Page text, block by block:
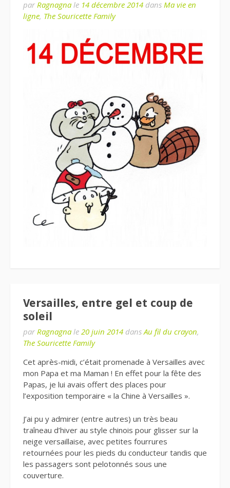
par Ragnagna le 14 décembre 2014 dans Ma vie en
ligne, The Souricette Family
Versailles, entre gel et coup de
soleil
par Ragnagna le 20 juin 2014 dansAu fil du crayon,
The Souricette Family
Cet après-midi, c’était promenade à Versailles avec
mon Papa et ma Maman ! En effet pour la fête des
Papas, je lui avais offert des places pour
l’exposition temporaire « la Chine à Versailles ».
J’ai pu y admirer (entre autres) un très beau
traîneau d’hiver au style chinois pour glisser sur la
neige versaillaise, avec petites fourrures
retournées pour les pieds du conducteur tandis que
les passagers sont pelotonnés sous une
couverture.